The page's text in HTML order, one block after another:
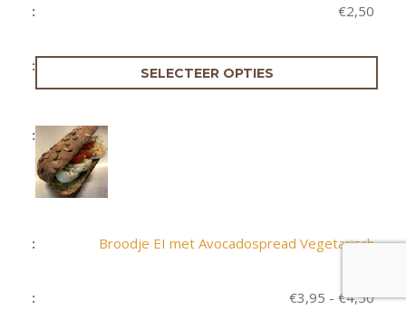
€2,50
SELECTEER OPTIES
Broodje EI met Avocadospread Vegetarisch
€3,95 - €4,50